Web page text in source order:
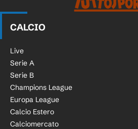
CALCIO
Live
Serie A
Serie B
Champions League
Europa League
Calcio Estero
Calciomercato